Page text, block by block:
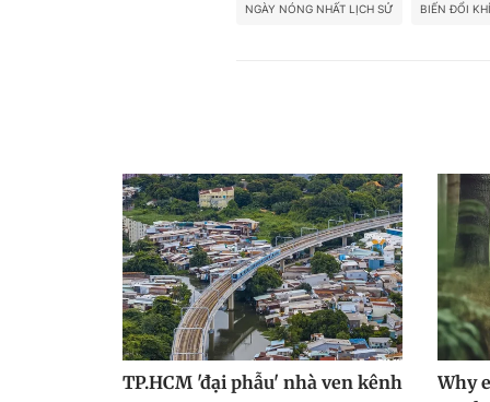
NGÀY NÓNG NHẤT LỊCH SỬ BIẾN ĐỔI